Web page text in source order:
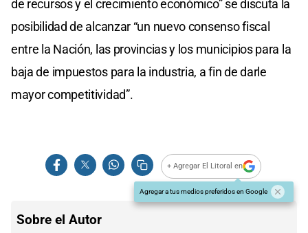
de recursos y el crecimiento económico” se discuta la
posibilidad de alcanzar “un nuevo consenso fiscal
entre la Nación, las provincias y los municipios para la
baja de impuestos para la industria, a fin de darle
mayor competitividad”.
+ Agregar El Litoral en
Agregar a tus medios preferidos en Google
Sobre el Autor